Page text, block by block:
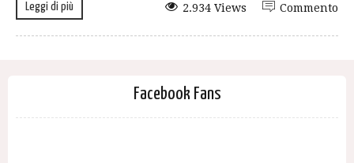
Leggi di più Commento
2.934 Views
Facebook Fans